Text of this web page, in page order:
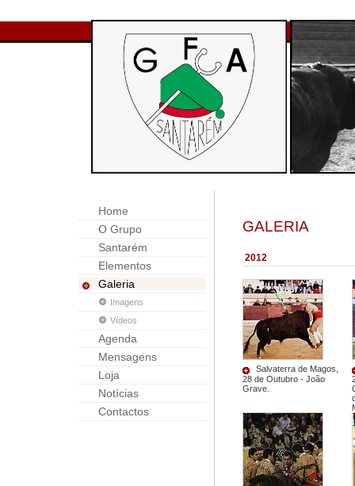
Home
O Grupo
Santarém
Elementos
Galeria
Imagens
Vídeos
Agenda
Mensagens
Loja
Notícias
Contactos
GALERIA
2012
Salvaterra de Magos,
28 de Outubro - João
Grave.